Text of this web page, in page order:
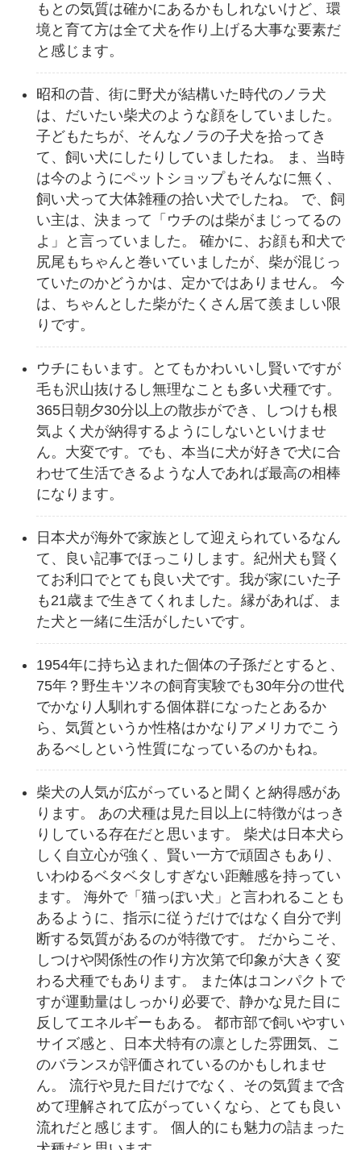
もとの気質は確かにあるかもしれないけど、環
境と育て方は全て犬を作り上げる大事な要素だ
と感じます。
昭和の昔、街に野犬が結構いた時代のノラ犬
は、だいたい柴犬のような顔をしていました。
子どもたちが、そんなノラの子犬を拾ってき
て、飼い犬にしたりしていましたね。 ま、当時
は今のようにペットショップもそんなに無く、
飼い犬って大体雑種の拾い犬でしたね。 で、飼
い主は、決まって「ウチのは柴がまじってるの
よ」と言っていました。 確かに、お顔も和犬で
尻尾もちゃんと巻いていましたが、柴が混じっ
ていたのかどうかは、定かではありません。 今
は、ちゃんとした柴がたくさん居て羨ましい限
りです。
ウチにもいます。とてもかわいいし賢いですが
毛も沢山抜けるし無理なことも多い犬種です。
365日朝夕30分以上の散歩ができ、しつけも根
気よく犬が納得するようにしないといけませ
ん。大変です。でも、本当に犬が好きで犬に合
わせて生活できるような人であれば最高の相棒
になります。
日本犬が海外で家族として迎えられているなん
て、良い記事でほっこりします。紀州犬も賢く
てお利口でとても良い犬です。我が家にいた子
も21歳まで生きてくれました。縁があれば、ま
た犬と一緒に生活がしたいです。
1954年に持ち込まれた個体の子孫だとすると、
75年？野生キツネの飼育実験でも30年分の世代
でかなり人馴れする個体群になったとあるか
ら、気質というか性格はかなりアメリカでこう
あるべしという性質になっているのかもね。
柴犬の人気が広がっていると聞くと納得感があ
ります。 あの犬種は見た目以上に特徴がはっき
りしている存在だと思います。 柴犬は日本犬ら
しく自立心が強く、賢い一方で頑固さもあり、
いわゆるベタベタしすぎない距離感を持ってい
ます。 海外で「猫っぽい犬」と言われることも
あるように、指示に従うだけではなく自分で判
断する気質があるのが特徴です。 だからこそ、
しつけや関係性の作り方次第で印象が大きく変
わる犬種でもあります。 また体はコンパクトで
すが運動量はしっかり必要で、静かな見た目に
反してエネルギーもある。 都市部で飼いやすい
サイズ感と、日本犬特有の凛とした雰囲気、こ
のバランスが評価されているのかもしれませ
ん。 流行や見た目だけでなく、その気質まで含
めて理解されて広がっていくなら、とても良い
流れだと感じます。 個人的にも魅力の詰まった